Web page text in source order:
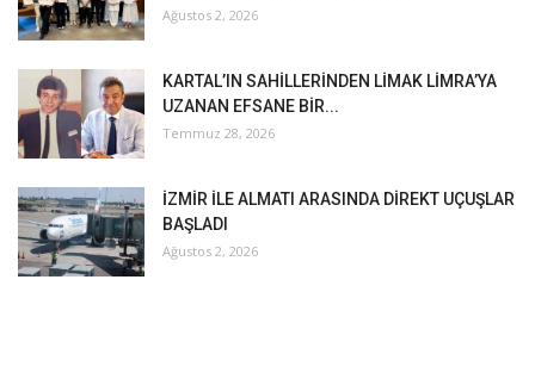
Ağustos 2, 2026
KARTAL’IN SAHİLLERİNDEN LİMAK LİMRA’YA
UZANAN EFSANE BİR...
Temmuz 28, 2026
İZMİR İLE ALMATI ARASINDA DİREKT UÇUŞLAR
BAŞLADI
Ağustos 2, 2026